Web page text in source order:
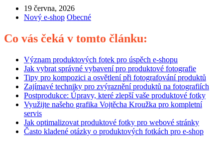
19 června, 2026
Nový e-shop Obecné
Co vás čeká v tomto článku:
Význam produktových fotek pro úspěch e-shopu
Jak vybrat správné vybavení pro produktové fotografie
Tipy pro kompozici a osvětlení při fotografování produktů
Zajímavé techniky pro zvýraznění produktů na fotografiích
Postprodukce: Úpravy, které zlepší vaše produktové fotky
Využijte našeho grafika Vojtěcha Kroužka pro kompletní
servis
Jak optimalizovat produktové fotky pro webové stránky
Často kladené otázky o produktových fotkách pro e-shop